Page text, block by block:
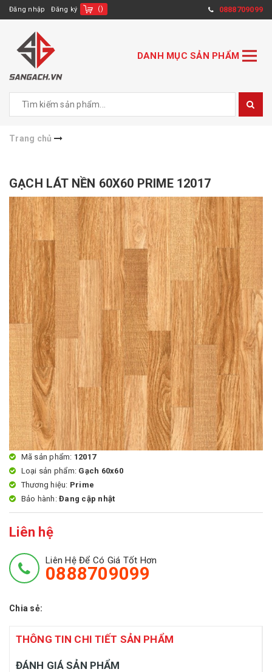
Đăng nhập Đăng ký () 0888709099
DANH MỤC SẢN PHẨM
Trang chủ
GẠCH LÁT NỀN 60X60 PRIME 12017
Mã sản phẩm: 12017
Loại sản phẩm: Gạch 60x60
Thương hiệu: Prime
Bảo hành: Đang cập nhật
Liên hệ
Liên Hệ Để Có Giá Tốt Hơn
0888709099
Chia sẻ:
THÔNG TIN CHI TIẾT SẢN PHẨM
ĐÁNH GIÁ SẢN PHẨM